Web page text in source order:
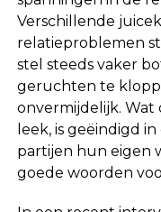
Verschillende
relatieproblemen
stel steeds vaker
geruchten te
onvermijdelijk. Wat
leek, is geëindigd
partijen hun eigen
goede woorden